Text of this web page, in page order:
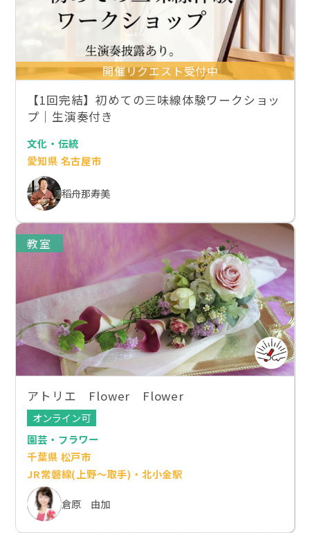
開催リクエスト受付中
【1回完結】初めての三味線体験ワークショッ
プ｜生演奏付き
文化・伝統
愛知県 名古屋市
稻舟那寿美
教室
アトリエ Flower Flower
オンライン可
園芸・フラワー
千葉県 松戸市
JR常磐線(上野～取手)・北小金駅
倉原 由加